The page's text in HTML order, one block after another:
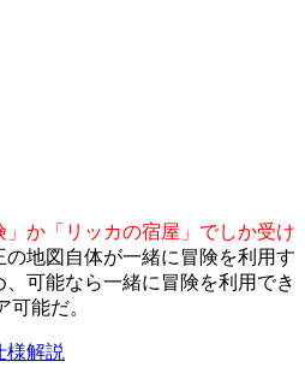
」か「リッカの宿屋」でしか受け
の地図自体が一緒に冒険を利用す
可能なら一緒に冒険を利用でき
可能だ。
様解説